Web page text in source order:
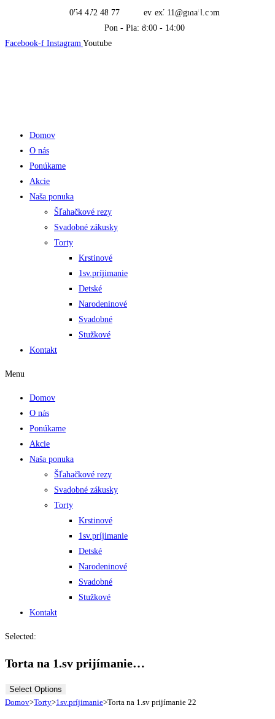
content
054 472 48 77
evrex311@gmail.com
Pon - Pia: 8:00 - 14:00
Facebook-f Instagram Youtube
Domov
O nás
Ponúkame
Akcie
Naša ponuka
Šľahačkové rezy
Svadobné zákusky
Torty
Krstinové
1sv.príjimanie
Detské
Narodeninové
Svadobné
Stužkové
Kontakt
Menu
Domov
O nás
Ponúkame
Akcie
Naša ponuka
Šľahačkové rezy
Svadobné zákusky
Torty
Krstinové
1sv.príjimanie
Detské
Narodeninové
Svadobné
Stužkové
Kontakt
Selected:
Torta na 1.sv prijímanie…
Select Options
Domov>Torty>1sv.príjimanie>Torta na 1.sv prijímanie 22